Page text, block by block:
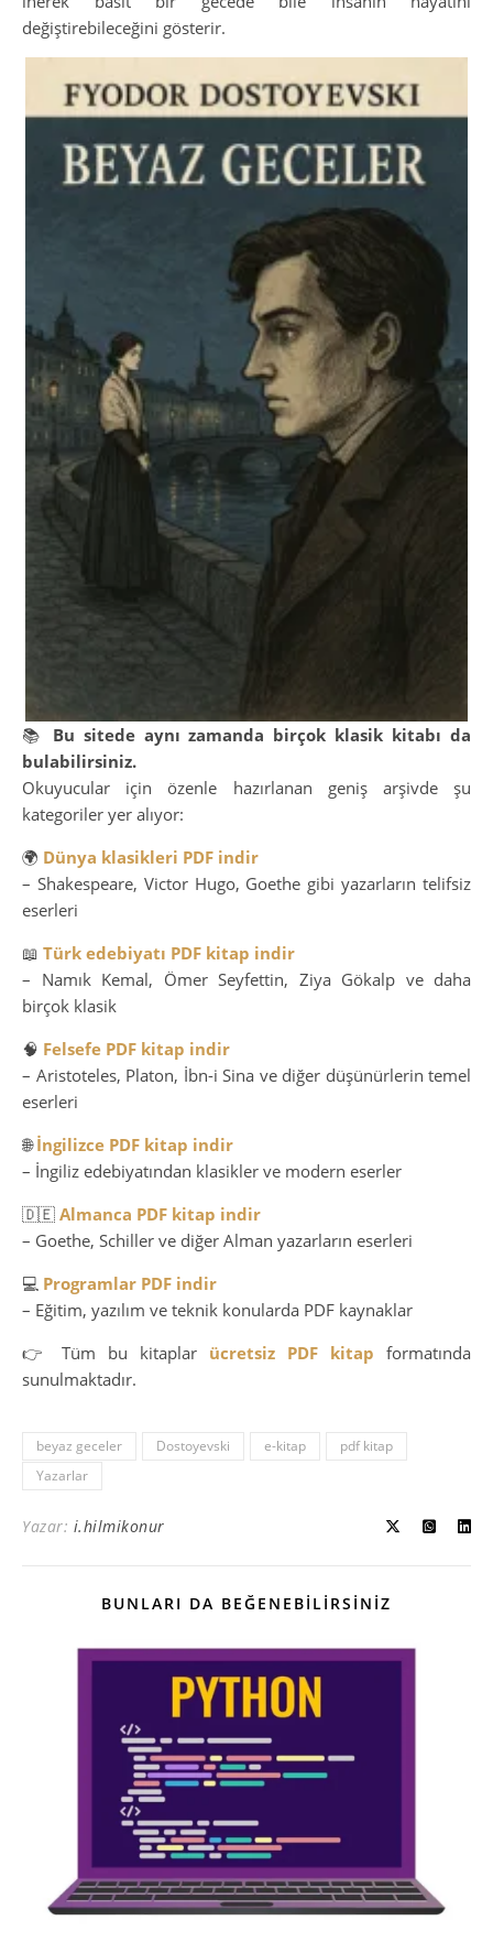
değiştirebileceğini gösterir.
📚 Bu sitede aynı zamanda birçok klasik kitabı da
bulabilirsiniz.
Okuyucular için özenle hazırlanan geniş arşivde şu
kategoriler yer alıyor:
🌍 Dünya klasikleri PDF indir
– Shakespeare, Victor Hugo, Goethe gibi yazarların telifsiz
eserleri
📖 Türk edebiyatı PDF kitap indir
– Namık Kemal, Ömer Seyfettin, Ziya Gökalp ve daha
birçok klasik
🧠 Felsefe PDF kitap indir
– Aristoteles, Platon, İbn-i Sina ve diğer düşünürlerin temel
eserleri
🌐İngilizce PDF kitap indir
– İngiliz edebiyatından klasikler ve modern eserler
🇩🇪 Almanca PDF kitap indir
– Goethe, Schiller ve diğer Alman yazarların eserleri
💻 Programlar PDF indir
– Eğitim, yazılım ve teknik konularda PDF kaynaklar
👉 Tüm bu kitaplar ücretsiz PDF kitap formatında
sunulmaktadır.
beyaz geceler Dostoyevski e-kitap
pdf kitap
Yazarlar
Yazar: i.hilmikonur
BUNLARI DA BEĞENEBILIRSINIZ